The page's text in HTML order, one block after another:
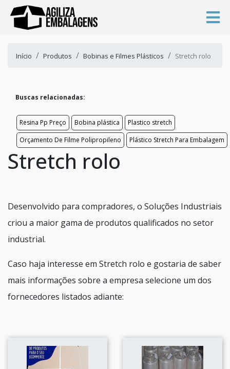
Início Produtos Bobinas e Filmes Plásticos Stretch rolo
Buscas relacionadas:
Resina Pp Preço Bobina plástica
Plastico stretch
Orçamento De Filme Polipropileno
Plástico Stretch Para Embalagem
Stretch rolo
Desenvolvido para compradores, o Soluções Industriais
criou a maior gama de produtos qualificados no setor
industrial.
Caso haja interesse em Stretch rolo e gostaria de saber
mais informações sobre a empresa selecione um dos
fornecedores listados adiante: